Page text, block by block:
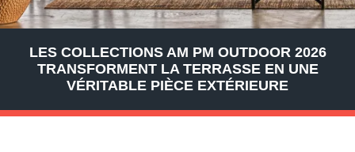
LES COLLECTIONS AM PM OUTDOOR 2026
TRANSFORMENT LA TERRASSE EN UNE
VÉRITABLE PIÈCE EXTÉRIEURE